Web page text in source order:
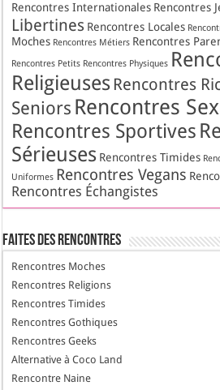
Rencontres Internationales Rencontres
Libertines Rencontres Locales
Moches Rencontres Métiers Rencontres
Rencontres Petits Rencontres Physiques
Religieuses Rencontres
Seniors Rencontres
Rencontres Sportives
Sérieuses Rencontres Timides
Uniformes Rencontres Vegans
Rencontres Échangistes
Faites des Rencontres
Rencontres Moches
Rencontres Religions
Rencontres Timides
Rencontres Gothiques
Rencontres Geeks
Alternative à Coco Land
Rencontre Naine